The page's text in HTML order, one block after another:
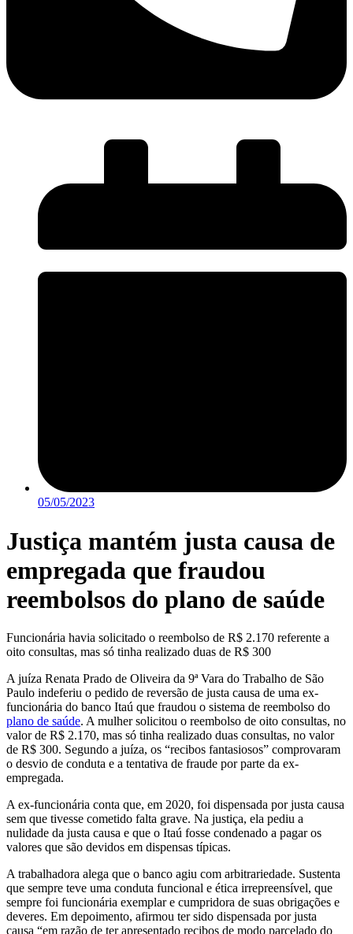
05/05/2023
Justiça mantém justa causa de
empregada que fraudou
reembolsos do plano de saúde
Funcionária havia solicitado o reembolso de R$ 2.170 referente a
oito consultas, mas só tinha realizado duas de R$ 300
A juíza Renata Prado de Oliveira da 9ª Vara do Trabalho de São
Paulo indeferiu o pedido de reversão de justa causa de uma ex-
funcionária do banco Itaú que fraudou o sistema de reembolso do
plano de saúde. A mulher solicitou o reembolso de oito consultas, no
valor de R$ 2.170, mas só tinha realizado duas consultas, no valor
de R$ 300. Segundo a juíza, os “recibos fantasiosos” comprovaram
o desvio de conduta e a tentativa de fraude por parte da ex-
empregada.
A ex-funcionária conta que, em 2020, foi dispensada por justa causa
sem que tivesse cometido falta grave. Na justiça, ela pediu a
nulidade da justa causa e que o Itaú fosse condenado a pagar os
valores que são devidos em dispensas típicas.
A trabalhadora alega que o banco agiu com arbitrariedade. Sustenta
que sempre teve uma conduta funcional e ética irrepreensível, que
sempre foi funcionária exemplar e cumpridora de suas obrigações e
deveres. Em depoimento, afirmou ter sido dispensada por justa
causa “em razão de ter apresentado recibos de modo parcelado do